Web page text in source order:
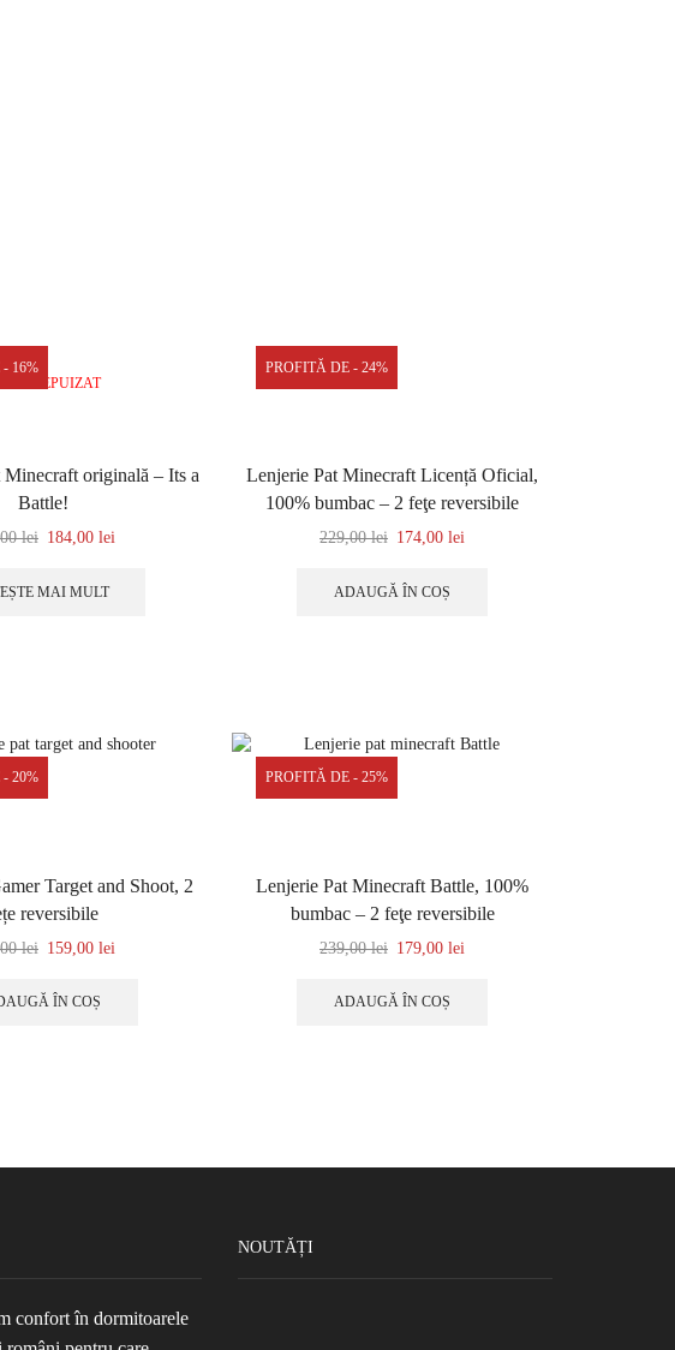
16%
STOC EPUIZAT
originală – Its a
Battle!
lei 184,00 lei
MAI MULT
PROFITĂ DE - 24%
Lenjerie Pat Minecraft Licență Oficial,
100% bumbac – 2 feţe reversibile
229,00lei 174,00 lei
ADAUGĂ ÎN COȘ
20%
Target and Shoot, 2
reversibile
lei 159,00 lei
ÎN COȘ
PROFITĂ DE - 25%
Lenjerie Pat Minecraft Battle, 100%
bumbac – 2 feţe reversibile
239,00lei 179,00 lei
ADAUGĂ ÎN COȘ
confort în dormitoarele
NOUTĂȚI